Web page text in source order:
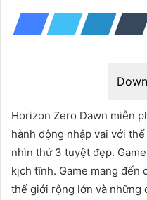
Horizon Zero Dawn miễn
hành động nhập vai với
nhìn thứ 3 tuyệt đẹp.
kịch tĩnh. Game mang đến
thế giới rộng lớn và những